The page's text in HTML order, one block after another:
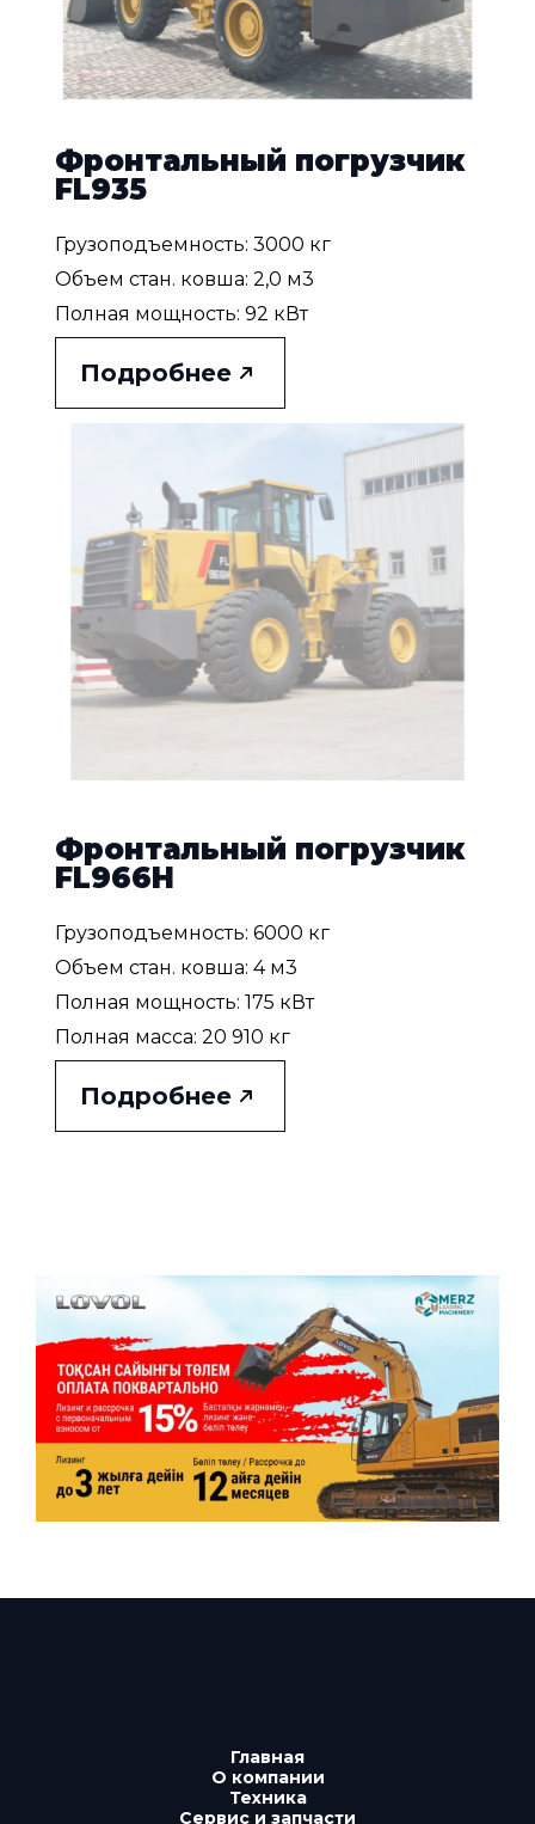
Фронтальный погрузчик
FL935
Грузоподъемность: 3000 кг
Объем стан. ковша: 2,0 м3
Полная мощность: 92 кВт
Подробнее
Фронтальный погрузчик
FL966H
Грузоподъемность: 6000 кг
Объем стан. ковша: 4 м3
Полная мощность: 175 кВт
Полная масса: 20 910 кг
Подробнее
Главная
О компании
Техника
Сервис и запчасти